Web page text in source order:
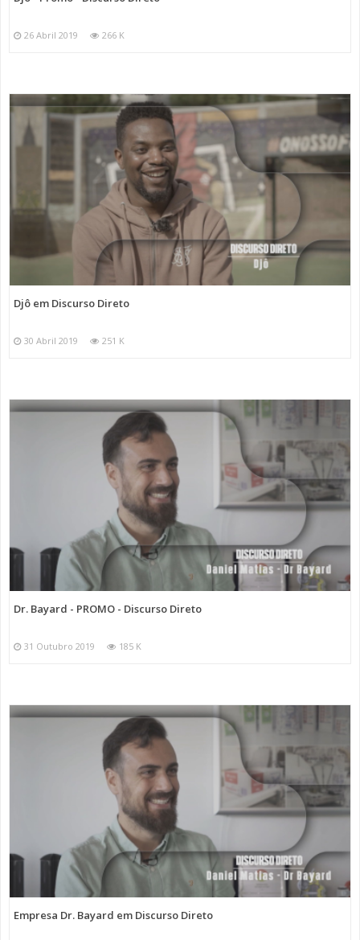
26 Abril 2019 266 K
Djô em Discurso Direto
30 Abril 2019 251 K
Dr. Bayard - PROMO - Discurso Direto
31 Outubro 2019 185 K
Empresa Dr. Bayard em Discurso Direto